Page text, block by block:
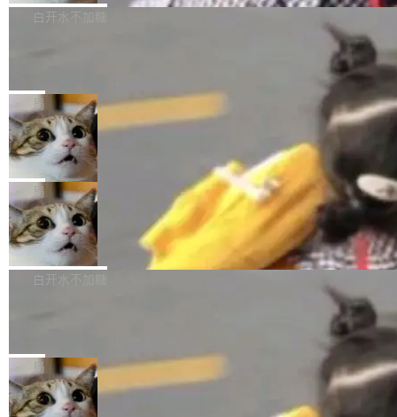
技术判断。 两行 prompt 就能个性化任何软件 C
ness 的内测，可以回复或私信联系我。请附上
Harness 负责把能力落到真实环境中——调用工
具、读写文件、管理上下文、处理错误、完成闭
环。崔添翼招人的标...
型的预览版本 SenseNova U1.5-Lite-Preview。
理解、推理、生成与编辑，还仅以 8B-MoT 的轻
量大小，将能力推进到4K、更精细的真实质感、
更复杂的视觉控制和可持续迭代编辑。 相比 U
1，U1.5-Lite-Preview 在以下方向上带来了显著
提升： 原生支持4K图像生成； 更精细的局部纹
理、细节与真实世界质感； 更准确的中英文文字
生成与复杂版式组织； 更稳定的图...
白开水不加糖
nap。这次是 hwctl——一个用来检查 Ubuntu
硬件认证状态的命令行工具。 Canonical 工程师
Alan Griffiths 在邮件列表中说得很直白：「hwc
tl 是一个 Ubuntu 专有的包，它和它的依赖项都
是 Ubuntu 专有的，不会用在其他发行版上。」
所以 deb 版本的受众实际上为零。既然只有 Ub
untu 用户在用，那用 snap 打包就没什么可纠结
的。 从 deb 到 snap 的迁移路径 hwctl 是 rust-
hwlib 硬件 API 库的一部分，命令行工具负责查
局
Dario Amodei 担心新人来 Anthropic
只为金钱，不为使命
顶级 AI 研究员在两家公司之间来回跳，中间只
隔了几天。 Lilian Weng 上周刚宣布因健康原因
离开 Thinking Machines Lab，说自己作为联合
创始人的角色「太累了」。几天后，The Inform
ation 就曝出她将重回 OpenAI，负责递归自我
改进方向的研究。她是 Thinking Machines 过
一在人才争夺战中失血的公司。六月，Google
连失两员大将：Noam Shazeer 去了 Op...
局
FFmpeg 9.0 发布
FFmpeg 9.0 现已发布，包含多项改进。官方更
新日志列出的 9.0 版本主要更新内容如下： 扩
er HE-AAC 960 解码 (DAB+) transpose_cuda
filter 添加 AMF Frame Rate Converter (vf_frc
_amf) filter SMPTE 2094-50 元数据支持和直
白开水不加糖
Code 在 X 上发帖：「DeepSeek Flash did 8T
tokens on August 1st. 5T of free usage + 3T
on OpenCode Go.」79.8 万次浏览，连带着 #
局
NetBSD 11.0 正式发布